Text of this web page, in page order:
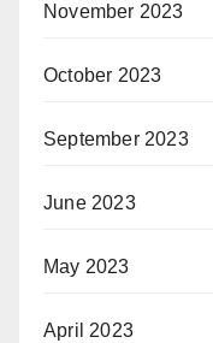
November 2023
October 2023
September 2023
June 2023
May 2023
April 2023